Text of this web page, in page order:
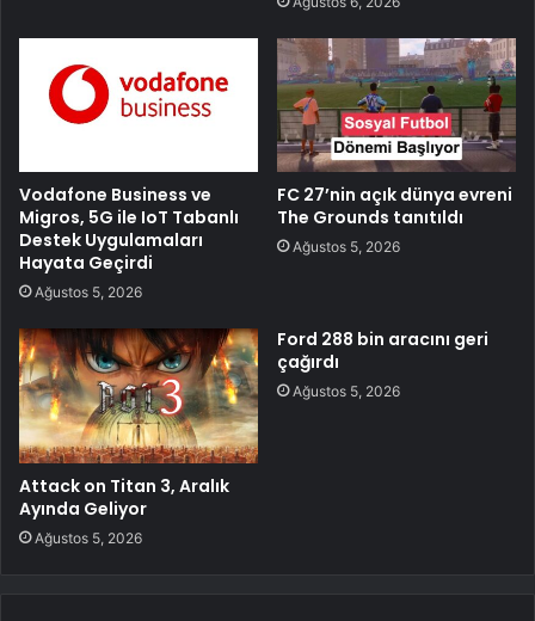
Vodafone Business ve
Migros, 5G ile IoT Tabanlı
Destek Uygulamaları
Hayata Geçirdi
Ağustos 5, 2026
FC 27’nin açık dünya evreni
The Grounds tanıtıldı
Ağustos 5, 2026
Attack on Titan 3, Aralık
Ayında Geliyor
Ağustos 5, 2026
Ford 288 bin aracını geri
çağırdı
Ağustos 5, 2026